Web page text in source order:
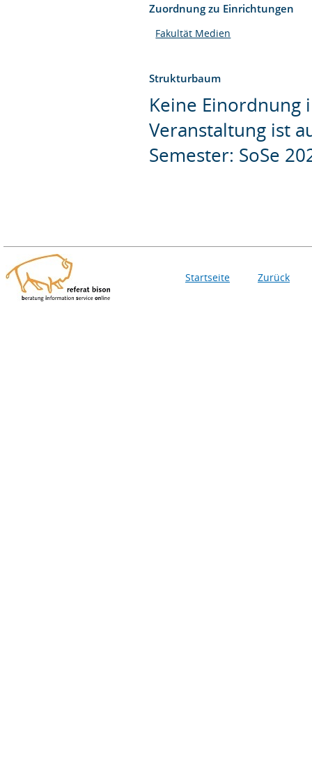
Zuordnung zu Einrichtungen
Fakultät Medien
Strukturbaum
Keine Einordnung
Veranstaltung ist
Semester: SoSe
Startseite Zurück